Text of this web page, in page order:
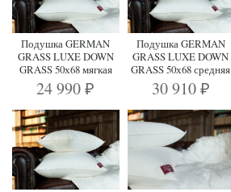
Подушка GERMAN
GRASS LUXE DOWN
GRASS 50х68 мягкая
24 990₽
Подушка GERMAN
GRASS LUXE DOWN
GRASS 50х68 средняя
30 910 ₽